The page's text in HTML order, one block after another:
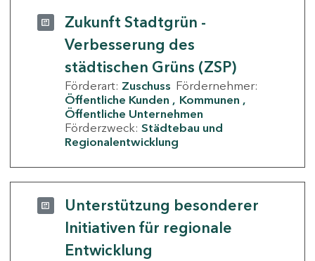
Zukunft Stadtgrün -
Verbesserung des
städtischen Grüns (ZSP)
Förderart: Zuschuss Fördernehmer:
Öffentliche Kunden
Kommunen
Öffentliche Unternehmen
Förderzweck: Städtebau und
Regionalentwicklung
Unterstützung besonderer
Initiativen für regionale
Entwicklung